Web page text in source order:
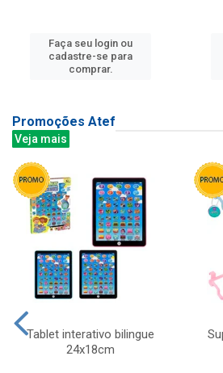
Faça seu login ou
cadastre-se para
comprar.
Promoções Atef
Veja mais
Tablet interativo bilingue
24x18cm